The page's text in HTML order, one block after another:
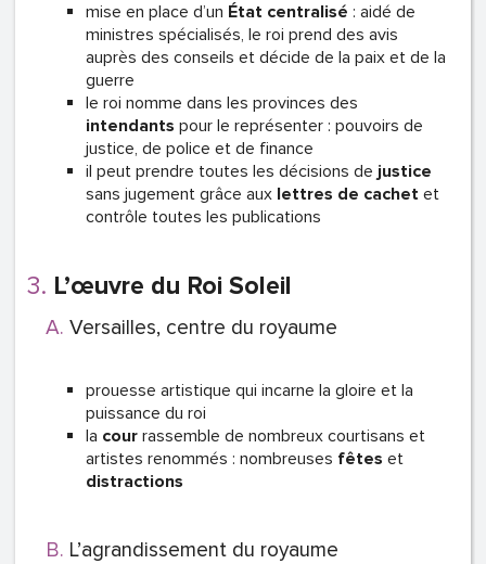
mise en place d’un État centralisé : aidé de
ministres spécialisés, le roi prend des avis
auprès des conseils et décide de la paix et de la
guerre
le roi nomme dans les provinces des
intendants pour le représenter : pouvoirs de
justice, de police et de finance
il peut prendre toutes les décisions de justice
sans jugement grâce aux lettres de cachet et
contrôle toutes les publications
L’œuvre du Roi Soleil
Versailles, centre du royaume
prouesse artistique qui incarne la gloire et la
puissance du roi
la cour rassemble de nombreux courtisans et
artistes renommés : nombreuses fêtes et
distractions
L’agrandissement du royaume